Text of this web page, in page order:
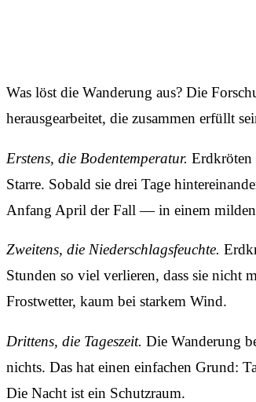
Was löst die Wanderung aus? Die
herausgearbeitet, die zusammen erfüllt
Erstens, die Bodentemperatur. Erdkröten
Starre. Sobald sie drei Tage
Anfang April der Fall — in einem milden
Zweitens, die Niederschlagsfeuchte.
Stunden so viel verlieren, dass sie nicht
Frostwetter, kaum bei starkem Wind.
Drittens, die Tageszeit. Die Wanderung
nichts. Das hat einen einfachen Grund:
Die Nacht ist ein Schutzraum.